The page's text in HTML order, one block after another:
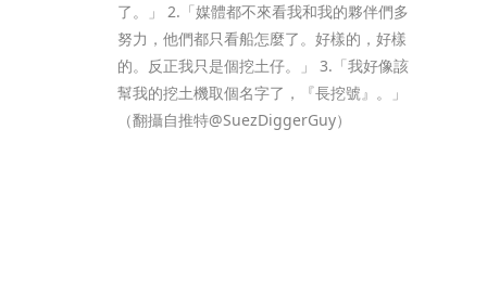
了。」 2.「媒體都不來看我和我的夥伴們多
努力，他們都只看船怎麼了。好樣的，好樣
的。反正我只是個挖土仔。」 3.「我好像該
幫我的挖土機取個名字了，『長挖號』。」
（翻攝自推特@SuezDiggerGuy）